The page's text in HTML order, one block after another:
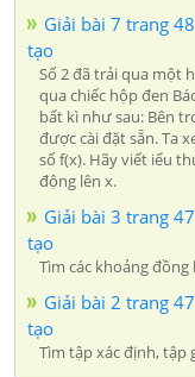
Giải bài 7 trang
tạo
Số 2 đã trải qua một
qua chiếc hộp đen
bất kì như sau: Bên
được cài đặt sẵn. Ta
số f(x). Hãy viết iểu
động lên x.
Giải bài 3 trang
tạo
Tìm các khoảng đồng
Giải bài 2 trang
tạo
Tìm tập xác định, tập